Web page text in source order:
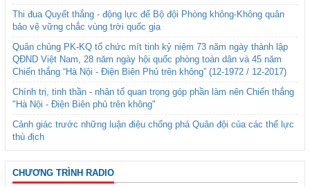
Thi đua Quyết thắng - động lực để Bộ đội Phòng không-Không quân
bảo vệ vững chắc vùng trời quốc gia
Quân chủng PK-KQ tổ chức mít tinh kỷ niệm 73 năm ngày thành lập
QĐND Việt Nam, 28 năm ngày hội quốc phòng toàn dân và 45 năm
Chiến thắng “Hà Nội - Điện Biên Phủ trên không” (12-1972 / 12-2017)
Chính trị, tinh thần - nhân tố quan trọng góp phần làm nên Chiến thắng
"Hà Nội - Điện Biên phủ trên không"
Cảnh giác trước những luận điệu chống phá Quân đội của các thế lực
thù địch
CHƯƠNG TRÌNH RADIO